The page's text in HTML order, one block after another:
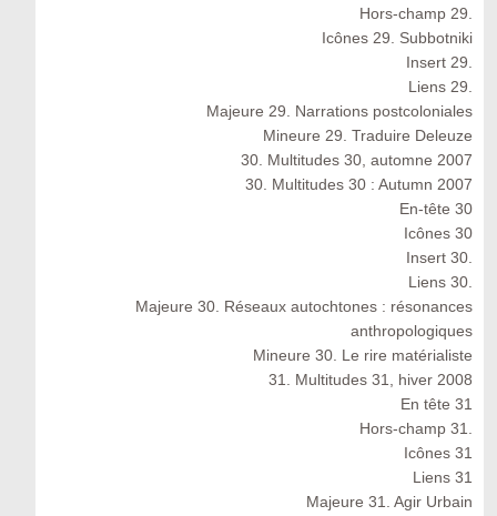
Hors-champ 29.
Icônes 29. Subbotniki
Insert 29.
Liens 29.
Majeure 29. Narrations postcoloniales
Mineure 29. Traduire Deleuze
30. Multitudes 30, automne 2007
30. Multitudes 30 : Autumn 2007
En-tête 30
Icônes 30
Insert 30.
Liens 30.
Majeure 30. Réseaux autochtones : résonances
anthropologiques
Mineure 30. Le rire matérialiste
31. Multitudes 31, hiver 2008
En tête 31
Hors-champ 31.
Icônes 31
Liens 31
Majeure 31. Agir Urbain